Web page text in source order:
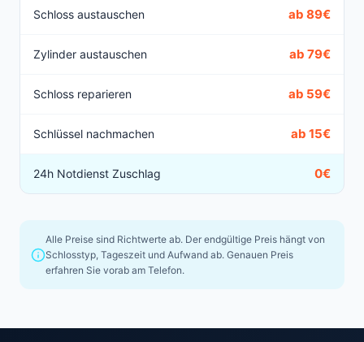
Schloss austauschen ab 89€
Zylinder austauschen ab 79€
Schloss reparieren ab 59€
Schlüssel nachmachen ab 15€
24h Notdienst Zuschlag 0€
Alle Preise sind Richtwerte ab. Der endgültige Preis hängt von
Schlosstyp, Tageszeit und Aufwand ab. Genauen Preis
erfahren Sie vorab am Telefon.